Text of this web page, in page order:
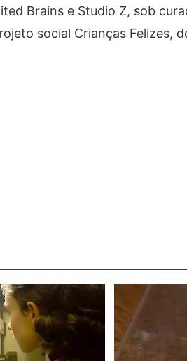
Brains e Studio Z, sob
social Crianças Felizes,